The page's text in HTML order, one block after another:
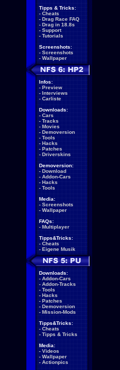
Tipps & Tricks:
- Cheats
- Drag Race FAQ
- Drag in 18.8s
- Support
- Tutorials
Screenshots:
- Screenshots
- Wallpaper
Infos:
- Preview
- Interviews
- Carliste
Downloads:
- Cars
- Tracks
- Movies
- Demoversion
- Tools
- Hacks
- Patches
- Driverskins
Demoversion:
- Download
- Addon-Cars
- Hacks
- Tools
Media:
- Screenshots
- Wallpaper
FAQs:
- Multiplayer
Tipps&Tricks:
- Cheats
- Eigene Musik
Downloads:
- Addon-Cars
- Addon-Tracks
- Tools
- Hacks
- Patches
- Demoversion
- Mission-Mods
Tipps&Tricks:
- Cheats
- Tipps & Tricks
Media:
- Videos
- Wallpaper
- Actionpics